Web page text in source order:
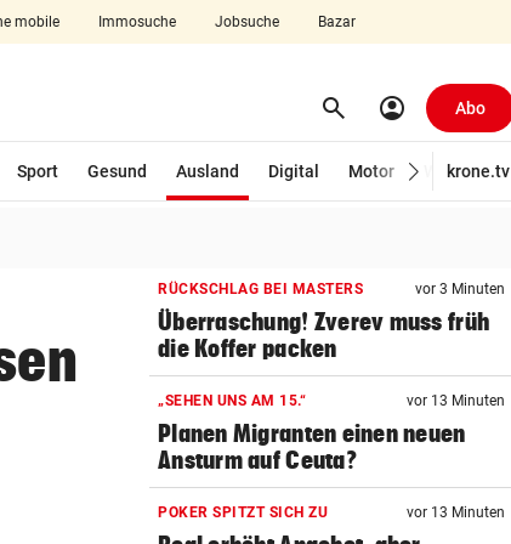
mobile Immosuche Jobsuche Bazar
search Suchen
account_circle Abo
Sport Gesund Ausland
Digital
Motor Wirtschaft
krone.tv
RÜCKSCHLAG BEI MASTERS vor 3 Minuten
Überraschung! Zverev muss früh
die Koffer packen
„SEHEN UNS AM 15.“ vor 13 Minuten
Planen Migranten einen neuen
Ansturm auf Ceuta?
POKER SPITZT SICH ZU vor 13 Minuten